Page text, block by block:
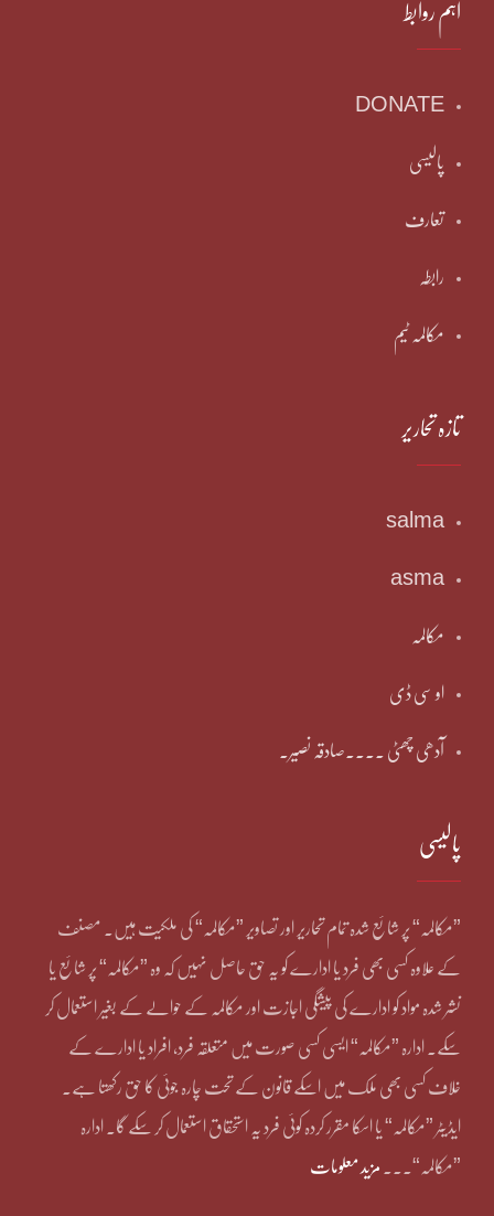
اہم روابط
DONATE
پالیسی
تعارف
رابطہ
مکالمہ ٹیم
تازہ تحاریر
salma
asma
مکالمہ
او سی ڈی
آدھی چھٹی ۔۔۔۔صادقہ نصیر۔
پالیسی
”مکالمہ“ پر شائع شدہ تمام تحاریر اور تصاویر ”مکالمہ“ کی ملکیت ہیں۔ مصنف
کے علاوہ کسی بھی فرد یا ادارے کو یہ حق حاصل نہیں کہ وہ ”مکالمہ“ پر شائع یا
نشر شدہ مواد کو ادارے کی پیشگی اجازت اور مکالمہ کے حوالے کے بغیر استعمال کر
سکے۔ ادارہ ”مکالمہ“ ایسی کسی صورت میں متعلقہ فرد، افراد یا ادارے کے
خلاف کسی بھی ملک میں اسکے قانون کے تحت چارہ جوئی کا حق رکھتا ہے۔
ایڈیٹر ”مکالمہ“ یا اسکا مقرر کردہ کوئی فرد یہ استحقاق استعمال کر سکے گا۔ ادارہ
”مکالمہ“۔۔۔ مزید معلومات